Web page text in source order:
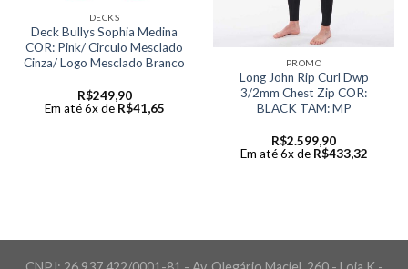
DECKS
Deck Bullys Sophia Medina
COR: Pink/ Circulo Mesclado
Cinza/ Logo Mesclado Branco
R$249,90
Em até 6x de R$41,65
PROMO
Long John Rip Curl Dwp
3/2mm Chest Zip COR:
BLACK TAM: MP
R$2.599,90
Em até 6x de R$433,32